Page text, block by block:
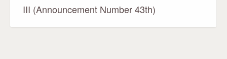
III (Announcement Number 43th)